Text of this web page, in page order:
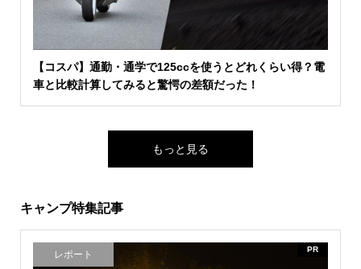
【コスパ】通勤・通学で125ccを使うとどれくらい得？電
車と比較計算してみると驚愕の差額だった！
もっと見る
キャンプ特集記事
レポート PR